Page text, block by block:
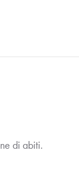
di abiti.